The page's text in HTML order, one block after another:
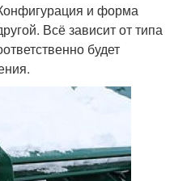
и форма
Всё зависит от типа
будет